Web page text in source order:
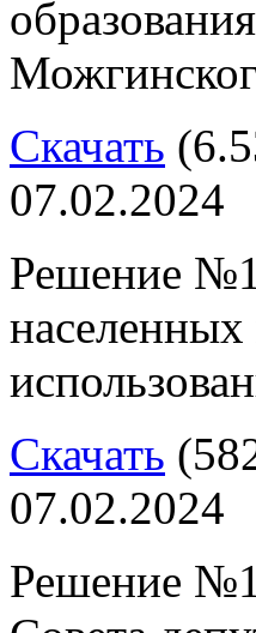
Скачать
07.02.2024
Решение
Скачать
07.02.2024
Решение